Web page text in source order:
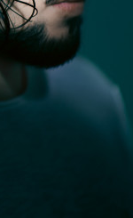
Andrè